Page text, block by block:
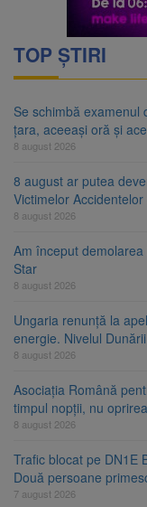
TOP ȘTIRI
Se schimbă examenul
țara, aceeași oră și
8 august 2026
8 august ar putea
Victimelor
8 august 2026
Am început
Star
8 august 2026
Ungaria renunță la
energie. Nivelul
8 august 2026
Asociația Română
timpul nopții, nu
8 august 2026
Trafic blocat pe DN1E
Două persoane
7 august 2026